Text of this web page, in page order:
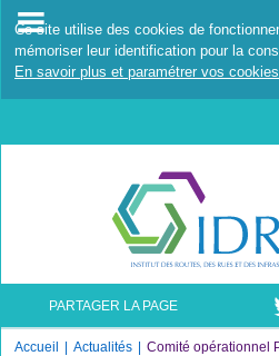
Ce site utilise des cookies de
mémoriser leur identification pour la
En savoir plus et paramétrer vos cookies
PARTAGER LA PAGE
Accueil Actualités Comité opérationnel